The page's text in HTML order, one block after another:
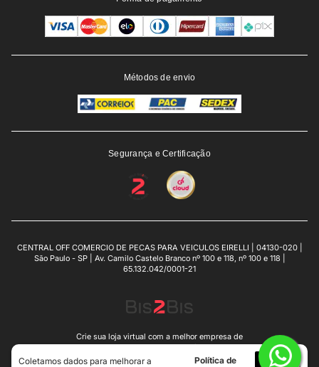
Coletamos dados para melhorar a
Política de
Eu
Métodos de envio
Segurança e Certificação
CENTRAL OFF COMERCIO DE PECAS PARA VEICULOS EIRELLI | 04130-020 |
São Paulo - SP | Av. Camilo Castelo Branco nº 100 e 118, nº 100 e 118 |
65.132.042/0001-21
Crie sua loja virtual com a melhor empresa de
e-commerce do Brasil.